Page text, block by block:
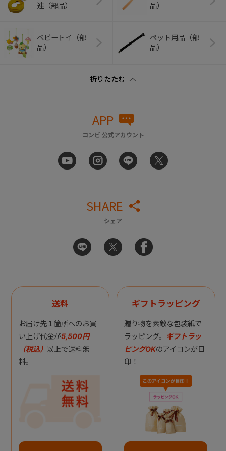
連（部品）
品）
ベビートイ（部
品）
ペット用品（部
品）
APP
コンビ 公式アカウント
SHARE
シェア
送料
お届け先１箇所へのお買
い上げ代金が5,500円
（税込） 以上で送料無
料。
ギフトラッピング
贈り物を素敵な包装紙で
ラッピング。 ギフトラッ
ピングOKのアイコンが目
印！